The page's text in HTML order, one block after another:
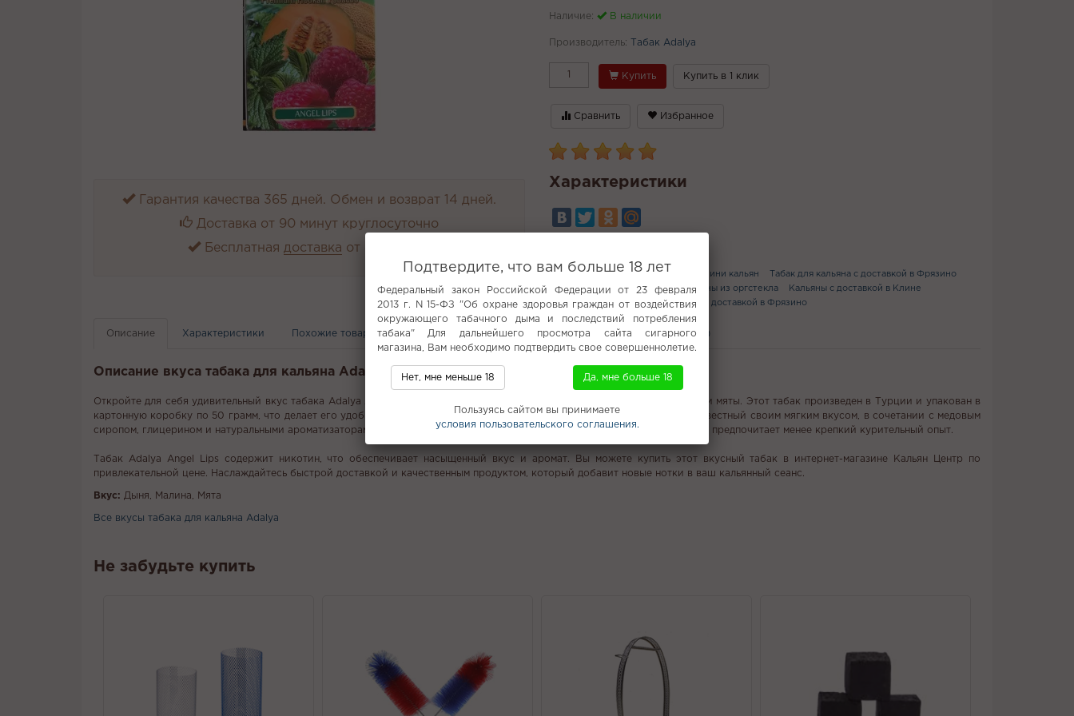
Гарантия качества 365 дней. Обмен и возврат 14 дней.
Доставка от 90 минут круглосуточно
Бесплатная доставка от 4000 руб.
Наличие: В наличии
Производитель: Табак Adalya
Купить Купить в 1 клик
Сравнить Избранное
Характеристики
OGGO POD Чаши для кальяна Мини кальян
Табак для кальяна с доставкой в Фрязино
Sebero 30г
Blade Hookah Кальяны из оргстекла
Кальяны с доставкой в Клине
Дизайнерские кальяны
Кальяны с доставкой в Фрязино
Описание Характеристики Похожие товары С этим покупают Вам может понравится Отзывы (2)
Описание вкуса табака для кальяна Adalya - Angel Lips (Дыня малина мята) 50г
Откройте для себя удивительный вкус табака Adalya Angel Lips, который предлагает идеальное сочетание дыни, малины и мяты. Этот табак произведен в Турции и упакован в
картонную коробку по 50 грамм, что делает его удобным для дозирования и хранения. Сорт табачного листа Virginia, известный своим мягким вкусом, в сочетании с медовым
сиропом, глицерином и натуральными ароматизаторами, создает легкую крепость 3/10, идеально подходящую для тех, кто предпочитает менее крепкий курительный опыт.
Табак Adalya Angel Lips содержит никотин, что обеспечивает насыщенный вкус и аромат. Вы можете купить этот вкусный табак в интернет-магазине Кальян Центр по
привлекательной цене. Наслаждайтесь быстрой доставкой и качественным продуктом, который добавит новые нотки в ваш кальянный сеанс.
Вкус: Дыня, Малина, Мята
Все вкусы табака для кальяна Adalya
Не забудьте купить
Подтвердите, что вам больше 18 лет
Федеральный закон Российской Федерации от 23 февраля
2013 г. N 15-ФЗ "Об охране здоровья граждан от воздействия
окружающего табачного дыма и последствий потребления
табака" Для дальнейшего просмотра сайта сигарного
магазина, Вам необходимо подтвердить свое совершеннолетие.
Нет, мне меньше 18 Да, мне больше 18
Пользуясь сайтом вы принимаете
условия пользовательского соглашения.